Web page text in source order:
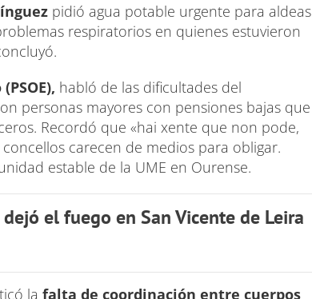
pidió agua potable urgente para aldeas
respiratorios en quienes estuvieron
habló de las dificultades del
personas mayores con pensiones bajas que
Recordó que «hai xente que non pode,
carecen de medios para obligar.
estable de la UME en Ourense.
el fuego en San Vicente de Leira
la falta de coordinación entre cuerpos